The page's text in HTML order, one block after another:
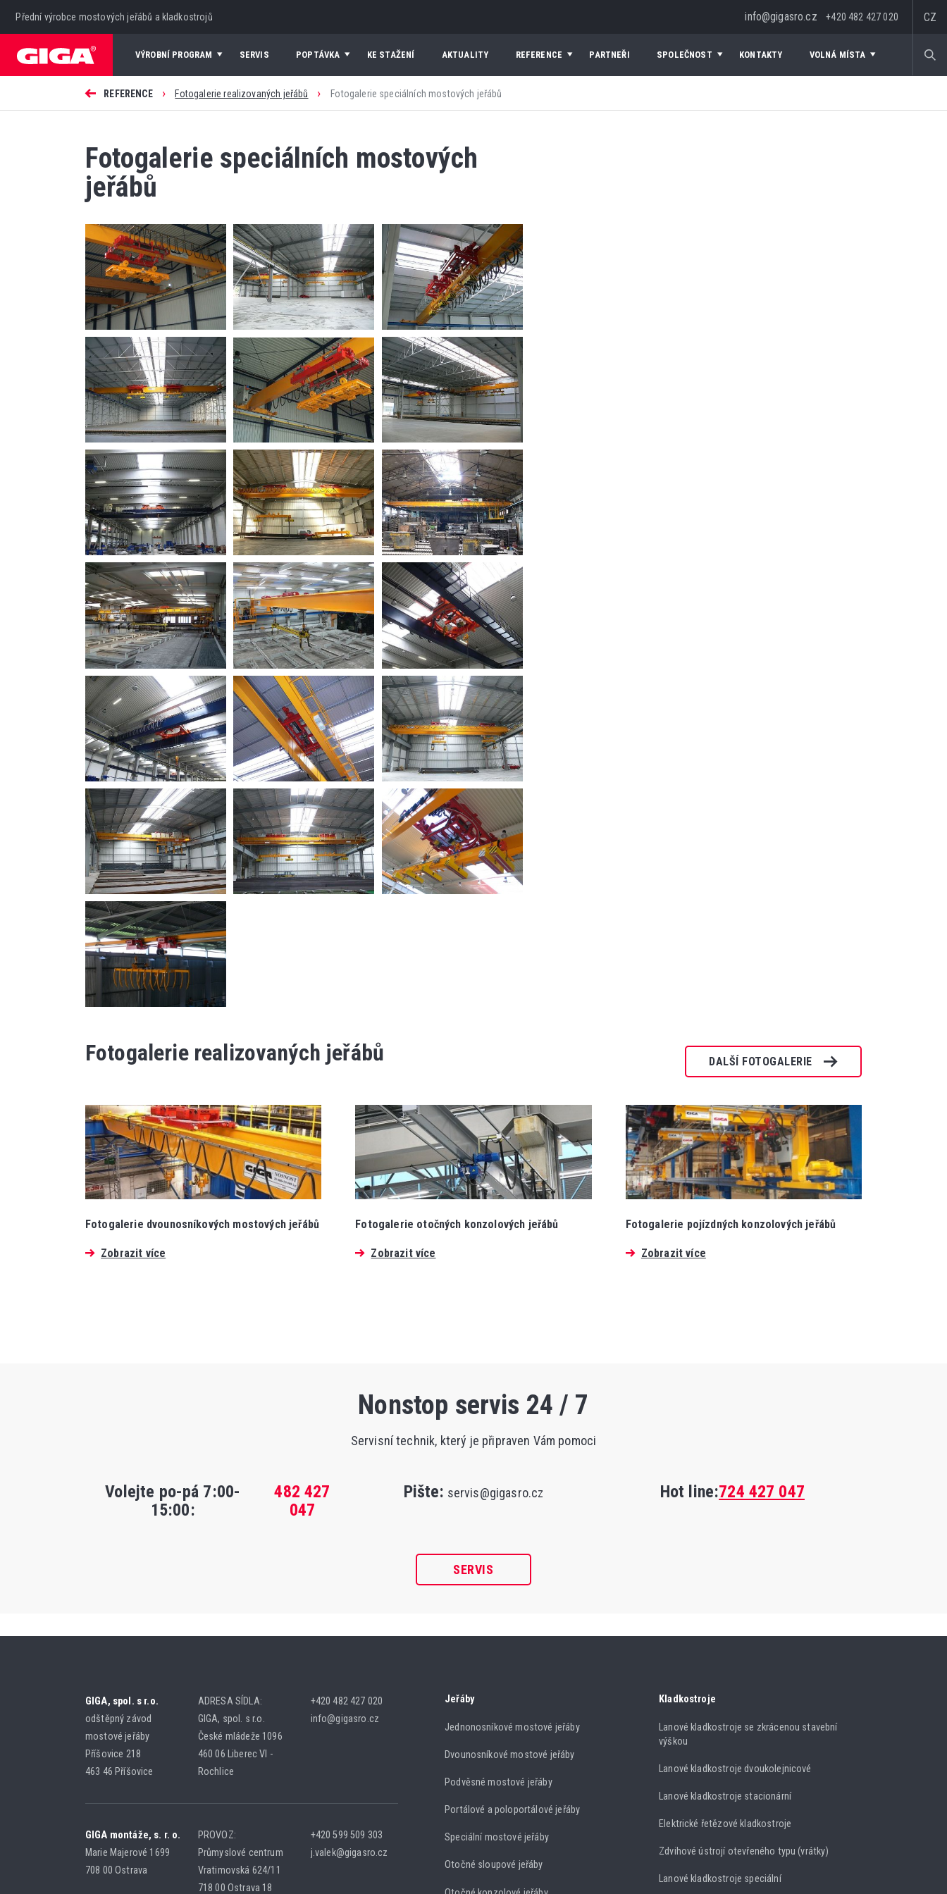
Přední výrobce mostových jeřábů a kladkostrojů info@gigasro.cz+420 482 427 020 CZ
VÝROBNÍ PROGRAM SERVIS POPTÁVKA KE STAŽENÍ AKTUALITY REFERENCE PARTNEŘI SPOLEČNOST KONTAKTY VOLNÁ MÍSTA
REFERENCE › Fotogalerie realizovaných jeřábů › Fotogalerie speciálních mostových jeřábů
Fotogalerie speciálních mostových
jeřábů
Fotogalerie realizovaných jeřábů DALŠÍ FOTOGALERIE
Fotogalerie dvounosníkových mostových jeřábů
Zobrazit více
Fotogalerie otočných konzolových jeřábů
Zobrazit více
Fotogalerie pojízdných konzolových jeřábů
Zobrazit více
Nonstop servis 24 / 7
Servisní technik, který je připraven Vám pomoci
Volejte po-pá 7:00-
15:00:
482 427
047
Pište: servis@gigasro.cz Hot line:724 427 047
SERVIS
GIGA, spol. s r.o.
odštěpný závod
mostové jeřáby
Příšovice 218
463 46 Příšovice
ADRESA SÍDLA:
GIGA, spol. s r.o.
České mládeže 1096
460 06 Liberec VI -
Rochlice
+420 482 427 020
info@gigasro.cz
GIGA montáže, s. r. o.
Marie Majerové 1699
708 00 Ostrava
PROVOZ:
Průmyslové centrum
Vratimovská 624/11
718 00 Ostrava 18
+420 599 509 303
j.valek@gigasro.cz
Jeřáby
Jednonosníkové mostové jeřáby
Dvounosníkové mostové jeřáby
Podvěsné mostové jeřáby
Portálové a poloportálové jeřáby
Speciální mostové jeřáby
Otočné sloupové jeřáby
Kladkostroje
Lanové kladkostroje se zkrácenou stavební
výškou
Lanové kladkostroje dvoukolejnicové
Lanové kladkostroje stacionární
Elektrické řetězové kladkostroje
Zdvihové ústrojí otevřeného typu (vrátky)
Lanové kladkostroje speciální